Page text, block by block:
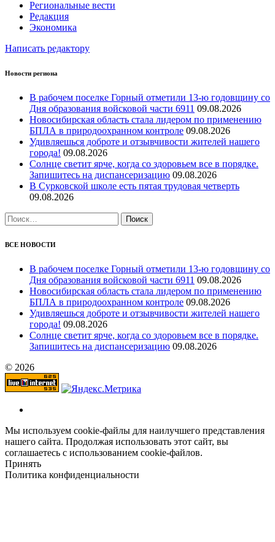
Региональные вести
Редакция
Экономика
Написать редактору
Новости региона
В рабочем поселке Горный отметили 13-ю годовщину со
Дня образования войсковой части 6911 09.08.2026
Новосибирская область стала лидером по применению
БПЛА в природоохранном контроле 09.08.2026
Удивляешься доброте и отзывчивости жителей нашего
города! 09.08.2026
Солнце светит ярче, когда со здоровьем все в порядке.
Запишитесь на диспансеризацию 09.08.2026
В Сурковской школе есть пятая трудовая четверть
09.08.2026
Найти:
ВСЕ НОВОСТИ
В рабочем поселке Горный отметили 13-ю годовщину со
Дня образования войсковой части 6911 09.08.2026
Новосибирская область стала лидером по применению
БПЛА в природоохранном контроле 09.08.2026
Удивляешься доброте и отзывчивости жителей нашего
города! 09.08.2026
Солнце светит ярче, когда со здоровьем все в порядке.
Запишитесь на диспансеризацию 09.08.2026
© 2026
Мы используем cookie-файлы для наилучшего представления
нашего сайта. Продолжая использовать этот сайт, вы
соглашаетесь с использованием cookie-файлов.
Принять
Политика конфиденциальности